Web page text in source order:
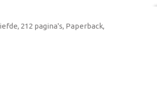
212 pagina's, Paperback,